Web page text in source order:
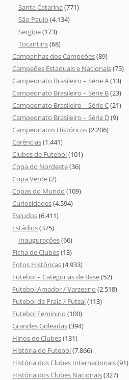
Santa Catarina (771)
São Paulo (4.134)
Sergipe(173)
Tocantins(68)
Campanhas dos Campeões(89)
Campeões Estaduais e Nacionais(75)
Campeonato Brasileiro – Série A(13)
Campeonato Brasileiro – Série B(23)
Campeonato Brasileiro – Série C(21)
Campeonato Brasileiro – Série D(9)
Campeonatos Históricos(2.206)
Carências(1.441)
Clubes de Futebol(101)
Copa do Nordeste(36)
Copa Verde(2)
Copas do Mundo (109)
Curiosidades(4.594)
Escudos(6.411)
Estádios(375)
Inaugurações(66)
Ficha de Clubes(13)
Fotos Históricas(4.933)
Futebol – Categorias de Base(52)
Futebol Amador / Varzeano (2.518)
Futebol de Praia / Futsal(113)
Futebol Feminino (100)
Grandes Goleadas(394)
Hinos de Clubes(131)
História do Futebol(7.866)
História dos Clubes Internacionais(91)
História dos Clubes Nacionais(327)